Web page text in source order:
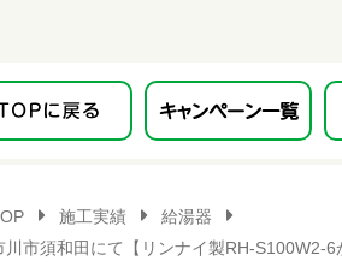
施工実績
給湯器
川市須和田にて【リンナイ製RH-S100W2-